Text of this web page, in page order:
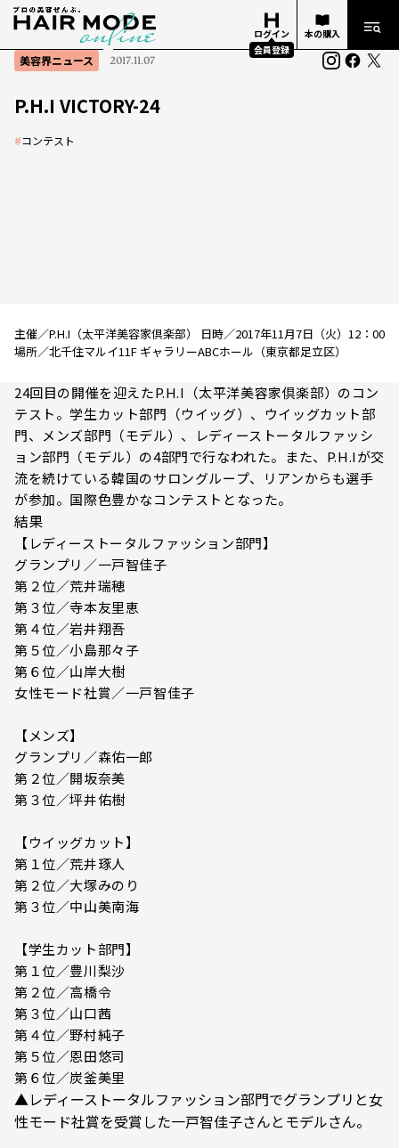
ログイン
会員登録
本の購入
美容界ニュース 2017.11.07
P.H.I VICTORY-24
#コンテスト
主催／P.H.I（太平洋美容家倶楽部） 日時／2017年11月7日（火）12：00
場所／北千住マルイ11F ギャラリーABCホール（東京都足立区）
24回目の開催を迎えたP.H.I（太平洋美容家倶楽部）のコン
テスト。学生カット部門（ウイッグ）、ウイッグカット部
門、メンズ部門（モデル）、レディーストータルファッシ
ョン部門（モデル）の4部門で行なわれた。また、P.H.Iが交
流を続けている韓国のサロングループ、リアンからも選手
が参加。国際色豊かなコンテストとなった。
結果
【レディーストータルファッション部門】
グランプリ／一戸智佳子
第２位／荒井瑞穂
第３位／寺本友里恵
第４位／岩井翔吾
第５位／小島那々子
第６位／山岸大樹
女性モード社賞／一戸智佳子
【メンズ】
グランプリ／森佑一郎
第２位／開坂奈美
第３位／坪井佑樹
【ウイッグカット】
第１位／荒井琢人
第２位／大塚みのり
第３位／中山美南海
【学生カット部門】
第１位／豊川梨沙
第２位／高橋令
第３位／山口茜
第４位／野村純子
第５位／恩田悠司
第６位／炭釜美里
▲レディーストータルファッション部門でグランプリと女
性モード社賞を受賞した一戸智佳子さんとモデルさん。